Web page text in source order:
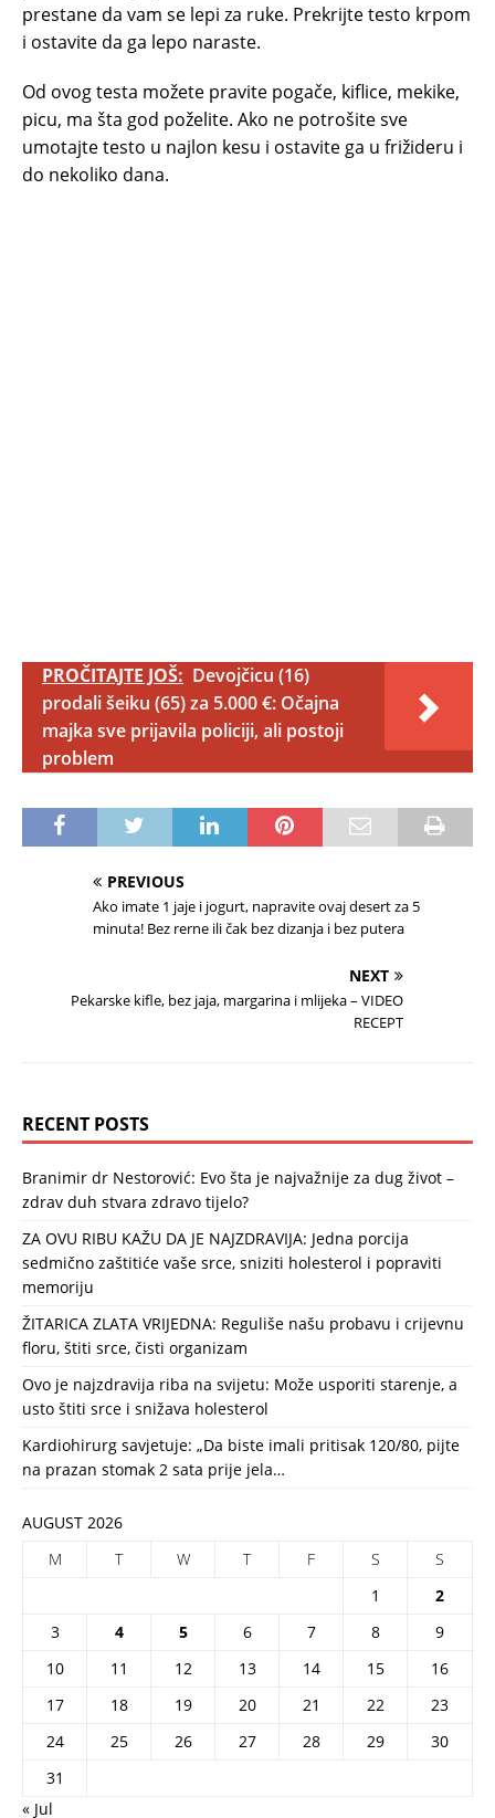
prestane da vam se lepi za ruke. Prekrijte testo krpom
i ostavite da ga lepo naraste.
Od ovog testa možete pravite pogače, kiflice, mekike,
picu, ma šta god poželite. Ako ne potrošite sve
umotajte testo u najlon kesu i ostavite ga u frižideru i
do nekoliko dana.
PROČITAJTE JOŠ: Devojčicu (16)
prodali šeiku (65) za 5.000 €: Očajna
majka sve prijavila policiji, ali postoji
problem
PREVIOUS
Ako imate 1 jaje i jogurt, napravite ovaj desert za 5
minuta! Bez rerne ili čak bez dizanja i bez putera
NEXT
Pekarske kifle, bez jaja, margarina i mlijeka – VIDEO
RECEPT
RECENT POSTS
Branimir dr Nestorović: Evo šta je najvažnije za dug život –
zdrav duh stvara zdravo tijelo?
ZA OVU RIBU KAŽU DA JE NAJZDRAVIJA: Jedna porcija
sedmično zaštitiće vaše srce, sniziti holesterol i popraviti
memoriju
ŽITARICA ZLATA VRIJEDNA: Reguliše našu probavu i crijevnu
floru, štiti srce, čisti organizam
Ovo je najzdravija riba na svijetu: Može usporiti starenje, a
usto štiti srce i snižava holesterol
Kardiohirurg savjetuje: „Da biste imali pritisak 120/80, pijte
na prazan stomak 2 sata prije jela…
AUGUST 2026
M
T W T F S
S
1
2
3
4 5 6 7 8
9
10
11 12 13 14 15
16
17
18 19 20 21 22
23
24
25 26 27 28 29
30
31
« Jul